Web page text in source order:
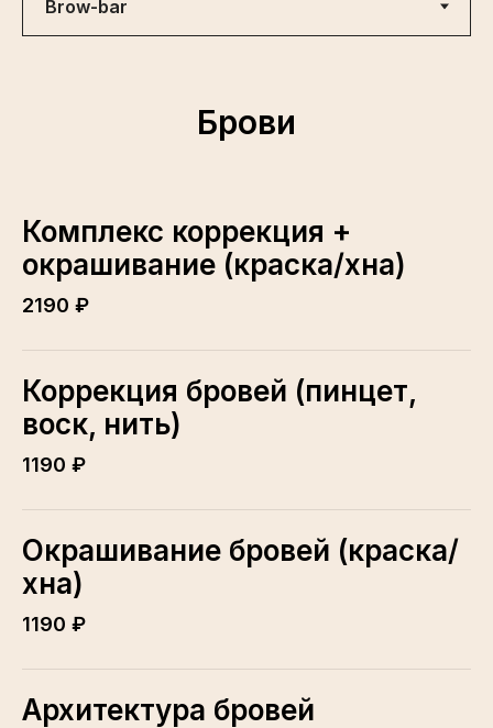
Брови
Комплекс коррекция +
окрашивание (краска/хна)
2190 ₽
Коррекция бровей (пинцет,
воск, нить)
1190 ₽
Окрашивание бровей (краска/
хна)
1190 ₽
Архитектура бровей